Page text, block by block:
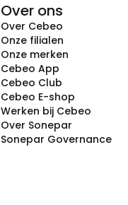
Over ons
Over Cebeo
Onze filialen
Onze merken
Cebeo App
Cebeo Club
Cebeo E-shop
Werken bij Cebeo
Over Sonepar
Sonepar Governance